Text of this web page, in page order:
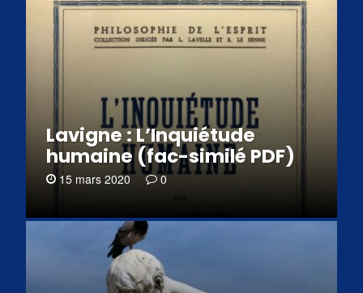
Lavigne : L’Inquiétude
humaine (fac-similé PDF)
15 mars 2020 0